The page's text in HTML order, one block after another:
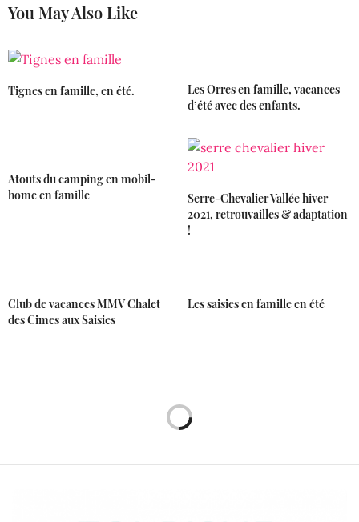
You May Also Like
Tignes en famille, en été.
Les Orres en famille, vacances
d’été avec des enfants.
Atouts du camping en mobil-
home en famille
Serre-Chevalier Vallée hiver
2021, retrouvailles & adaptation
!
Club de vacances MMV Chalet
des Cimes aux Saisies
Les saisies en famille en été